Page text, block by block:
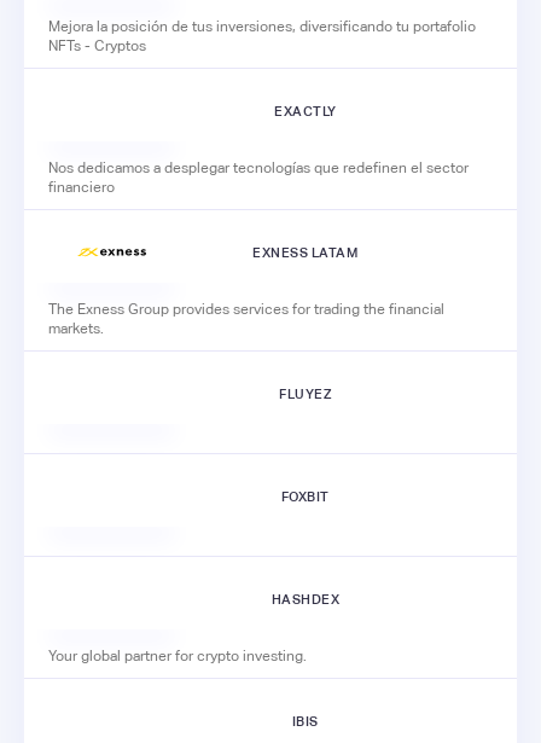
Mejora la posición de tus inversiones, diversificando tu portafolio
NFTs - Cryptos
EXACTLY
Nos dedicamos a desplegar tecnologías que redefinen el sector
financiero
EXNESS LATAM
The Exness Group provides services for trading the financial
markets.
FLUYEZ
FOXBIT
HASHDEX
Your global partner for crypto investing.
IBIS